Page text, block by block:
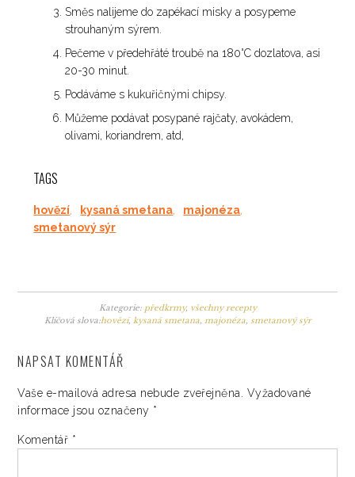
Směs nalijeme do zapékací misky a posypeme
strouhaným sýrem.
Pečeme v předehřáté troubě na 180°C dozlatova, asi
20-30 minut.
Podáváme s kukuřičnými chipsy.
Můžeme podávat posypané rajčaty, avokádem,
olivami, koriandrem, atd,
TAGS
hovězí, kysaná smetana, majonéza,
smetanový sýr
Kategorie: předkrmy, všechny recepty
Klíčová slova:hovězí, kysaná smetana, majonéza, smetanový sýr
NAPSAT KOMENTÁŘ
Vaše e-mailová adresa nebude zveřejněna.
Vyžadované
informace jsou označeny *
Komentář *